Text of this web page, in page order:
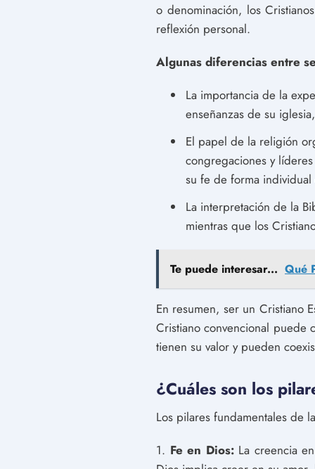
o denominación, los
reflexión personal.
Algunas diferencias entre
La importancia de la
enseñanzas de su
El papel de la religión
congregaciones y
su fe de forma
La interpretación de la
mientras que los
Te puede interesar... Qué
En resumen, ser un Cristiano
Cristiano convencional puede
tienen su valor y pueden
¿Cuáles son los
Los pilares fundamentales de
1. Fe en Dios:La creencia